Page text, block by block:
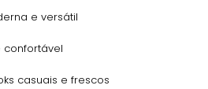
e versátil
confortável
casuais e frescos